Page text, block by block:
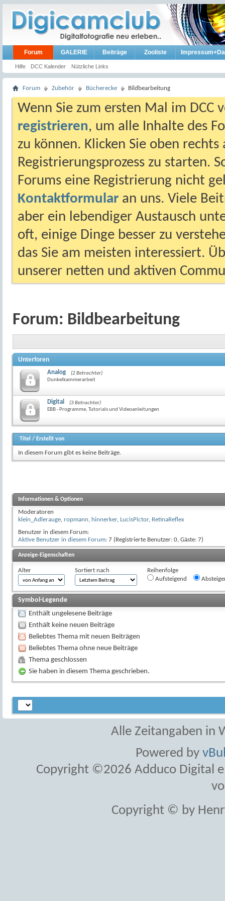
Forum
Hilfe DCC Kalender Nützliche Links
GALERIE Beiträge Zooliste
Forum Zubehör Bücherecke Bildbearbeitung
Wenn Sie zum ersten Mal im DCC
registrieren, um alle Inhalte des
zu können. Klicken Sie oben
Registrierungsprozess zu starten.
Forums eine Registrierung nicht
Kontaktformular an uns. Viele
aber ein lebendiger Austausch
oft, einige Dinge besser zu
das Sie am meisten interessiert.
unserer netten und aktiven
Forum: Bildbearbeitung
Unterforen
Analog
(2 Betrachter)
Dunkelkammerarbeit
Digital
(3 Betrachter)
EBB - Programme, Tutorials und Videoanleitungen
Titel / Erstellt von
In diesem Forum gibt es keine Beiträge.
Informationen & Optionen
Moderatoren
klein_Adlerauge, ropmann, hinnerker, LucisPictor, RetinaReflex
Benutzer in diesem Forum:
Aktive Benutzer in diesem Forum: 7 (Registrierte Benutzer: 0, Gäste: 7)
Anzeige-Eigenschaften
Alter Sortiert nach
Reihenfolge
Aufsteigend
Symbol-Legende
Enthält ungelesene Beiträge
Enthält keine neuen Beiträge
Beliebtes Thema mit neuen Beiträgen
Beliebtes Thema ohne neue Beiträge
Thema geschlossen
Sie haben in diesem Thema geschrieben.
Alle Zeitangaben in
Powered by
Copyright ©2026 Adduco Digital
Copyright © by